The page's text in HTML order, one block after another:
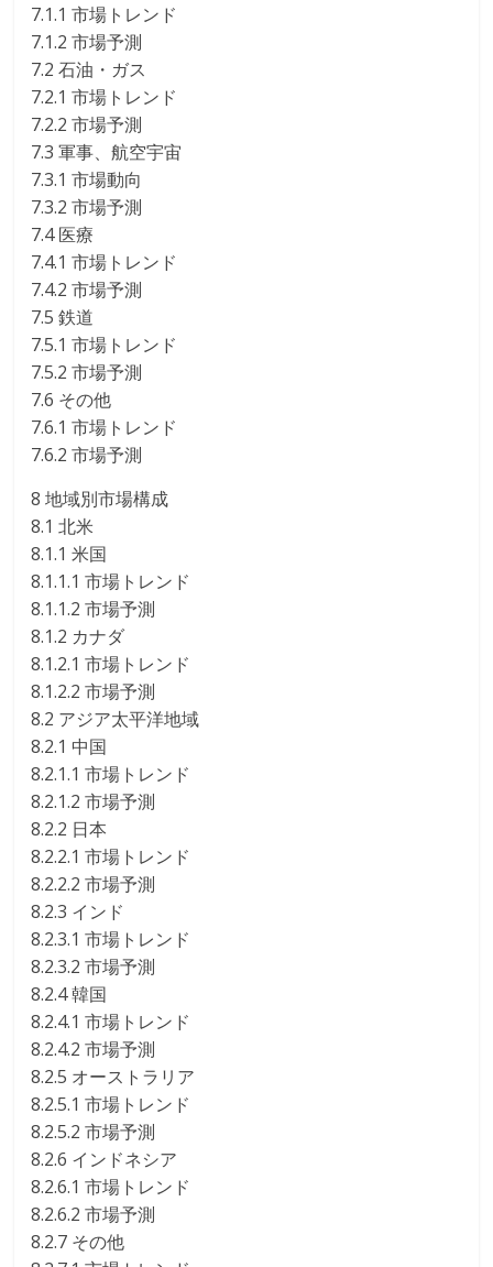
7.1.1 市場トレンド
7.1.2 市場予測
7.2 石油・ガス
7.2.1 市場トレンド
7.2.2 市場予測
7.3 軍事、航空宇宙
7.3.1 市場動向
7.3.2 市場予測
7.4 医療
7.4.1 市場トレンド
7.4.2 市場予測
7.5 鉄道
7.5.1 市場トレンド
7.5.2 市場予測
7.6 その他
7.6.1 市場トレンド
7.6.2 市場予測
8 地域別市場構成
8.1 北米
8.1.1 米国
8.1.1.1 市場トレンド
8.1.1.2 市場予測
8.1.2 カナダ
8.1.2.1 市場トレンド
8.1.2.2 市場予測
8.2 アジア太平洋地域
8.2.1 中国
8.2.1.1 市場トレンド
8.2.1.2 市場予測
8.2.2 日本
8.2.2.1 市場トレンド
8.2.2.2 市場予測
8.2.3 インド
8.2.3.1 市場トレンド
8.2.3.2 市場予測
8.2.4 韓国
8.2.4.1 市場トレンド
8.2.4.2 市場予測
8.2.5 オーストラリア
8.2.5.1 市場トレンド
8.2.5.2 市場予測
8.2.6 インドネシア
8.2.6.1 市場トレンド
8.2.6.2 市場予測
8.2.7 その他